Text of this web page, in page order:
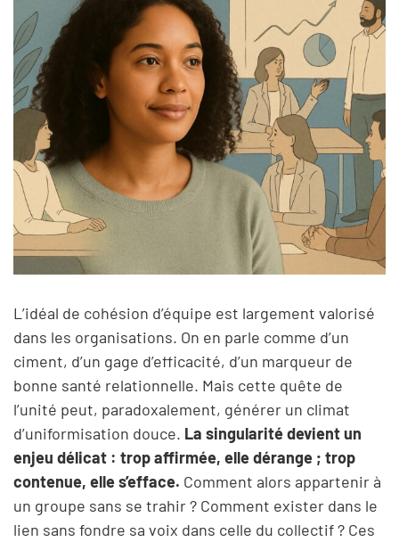
L’idéal de cohésion d’équipe est largement valorisé
dans les organisations. On en parle comme d’un
ciment, d’un gage d’efficacité, d’un marqueur de
bonne santé relationnelle. Mais cette quête de
l’unité peut, paradoxalement, générer un climat
d’uniformisation douce. La singularité devient un
enjeu délicat : trop affirmée, elle dérange ; trop
contenue, elle s’efface. Comment alors appartenir à
un groupe sans se trahir ? Comment exister dans le
lien sans fondre sa voix dans celle du collectif ? Ces